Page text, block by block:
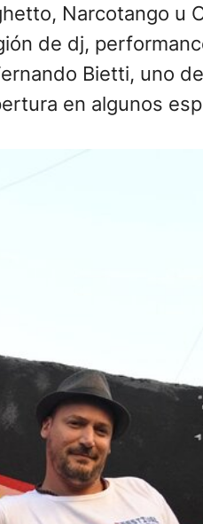
Narcotango u
de dj,
Bietti, uno
en algunos